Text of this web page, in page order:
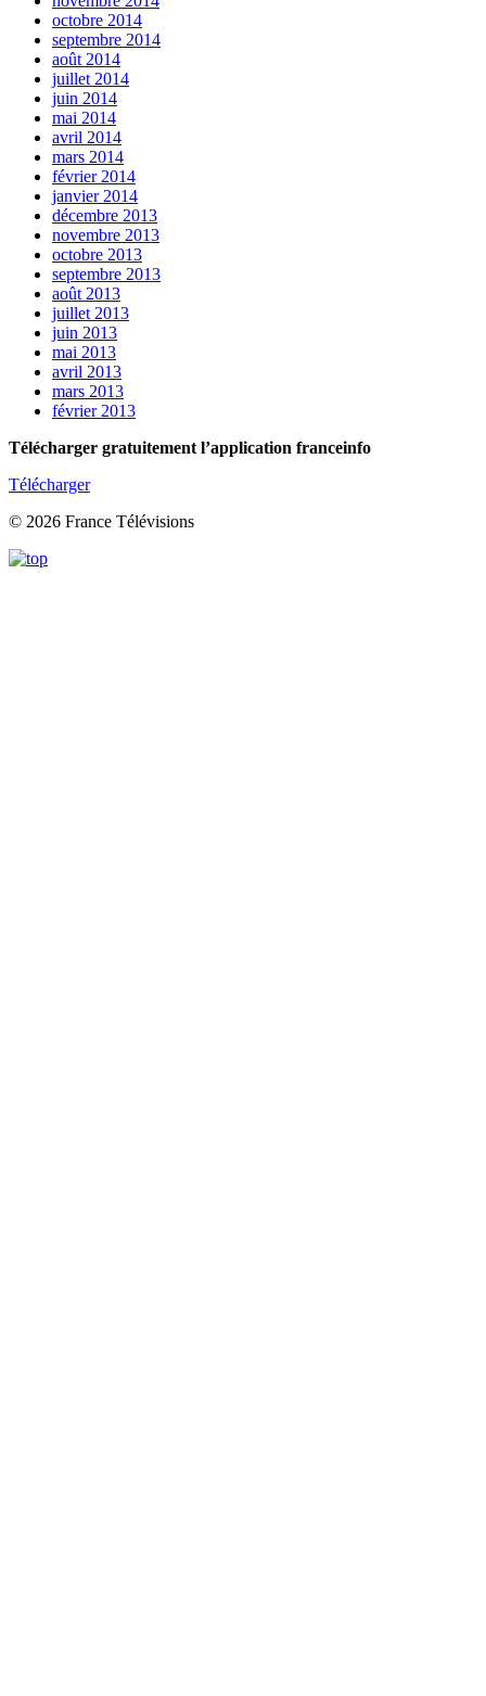
octobre 2014
septembre 2014
août 2014
juillet 2014
juin 2014
mai 2014
avril 2014
mars 2014
février 2014
janvier 2014
décembre 2013
novembre 2013
octobre 2013
septembre 2013
août 2013
juillet 2013
juin 2013
mai 2013
avril 2013
mars 2013
février 2013
Télécharger gratuitement l’application franceinfo
Télécharger
© 2026 France Télévisions